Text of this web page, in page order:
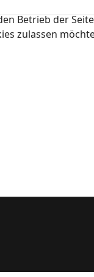
Betrieb der
zulassen